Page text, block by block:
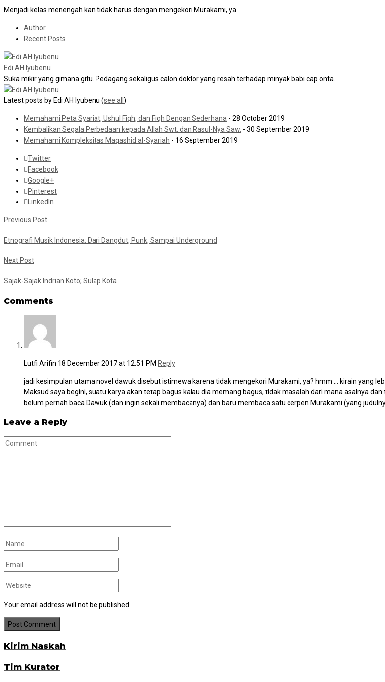
Menjadi kelas menengah kan tidak harus dengan mengekori Murakami, ya.
Author
Recent Posts
Edi AH Iyubenu
Suka mikir yang gimana gitu. Pedagang sekaligus calon doktor yang resah terhadap minyak babi cap onta.
Latest posts by Edi AH Iyubenu (see all )
Memahami Peta Syariat, Ushul Fiqh, dan Fiqh Dengan Sederhana - 28 October 2019
Kembalikan Segala Perbedaan kepada Allah Swt. dan Rasul-Nya Saw. - 30 September 2019
Memahami Kompleksitas Maqashid al-Syariah - 16 September 2019
Twitter
Facebook
Google+
Pinterest
LinkedIn
Previous Post
Etnografi Musik Indonesia: Dari Dangdut, Punk, Sampai Underground
Next Post
Sajak-Sajak Indrian Koto; Sulap Kota
Comments
Lutfi Arifin 18 December 2017 at 12:51 PM Reply
jadi kesimpulan utama novel dawuk disebut istimewa karena tidak mengekori Murakami, ya? hmm … kirain yang
Maksud saya begini, suatu karya akan tetap bagus kalau dia memang bagus, tidak masalah dari mana asalnya
belum pernah baca Dawuk (dan ingin sekali membacanya) dan baru membaca satu cerpen Murakami (yang
Leave a Reply
Your email address will not be published.
Kirim Naskah
Tim Kurator